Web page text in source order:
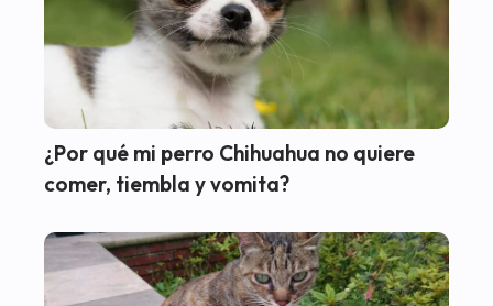
¿Por qué mi perro Chihuahua no quiere
comer, tiembla y vomita?